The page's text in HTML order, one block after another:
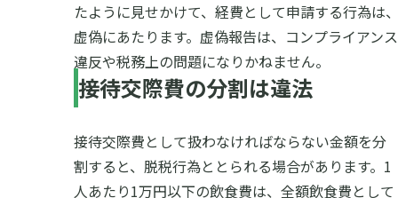
たように見せかけて、経費として申請する行為は
虚偽にあたります。虚偽報告は、コンプライアンス
違反や税務上の問題になりかねません。
接待交際費の分割は違法
接待交際費として扱わなければならない金額を分
割すると、脱税行為ととられる場合があります。1
人あたり1万円以下の飲食費は、全額飲食費として